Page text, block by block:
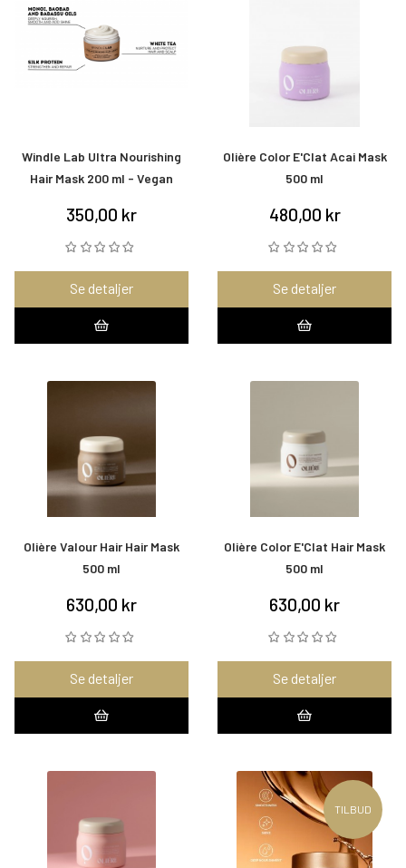
Windle Lab Ultra Nourishing
Hair Mask 200 ml - Vegan
350,00 kr
Se detaljer
Olière Color E'Clat Acai Mask
500 ml
480,00 kr
Se detaljer
Olière Valour Hair Hair Mask
500 ml
630,00 kr
Se detaljer
Olière Color E'Clat Hair Mask
500 ml
630,00 kr
Se detaljer
TILBUD